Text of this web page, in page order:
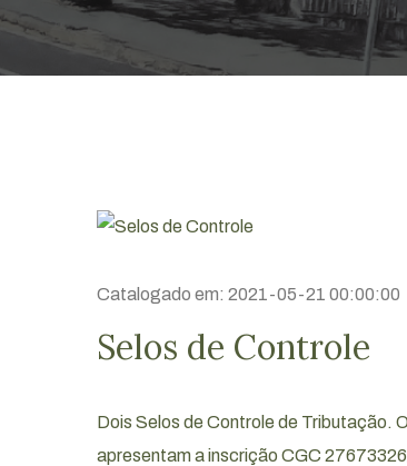
Catalogado em: 2021-05-21 00:00:00
Selos de Controle
Dois Selos de Controle de Tributação.
apresentam a inscrição CGC